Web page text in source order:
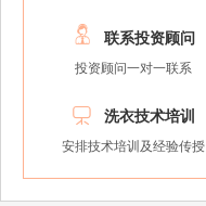
 联系投资顾问
投资顾问一对一联系
 洗衣技术培训
安排技术培训及经验传授